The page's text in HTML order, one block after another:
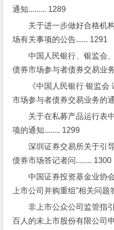
通知......... 1289
关于进一步做好合格机
场有关事项的公告...... 1291
中国人民银行、银监会
债券市场参与者债券交易业
《中国人民银行 银监
市场参与者债券交易业务的
关于在私募产品运行表
项的通知........ 1299
深圳证券交易所关于引
债券市场答记者问........ 1300
中国证券投资基金业协
上市公司并购重组”相关问题
非上市公众公司监管指
百人的未上市股份有限公司